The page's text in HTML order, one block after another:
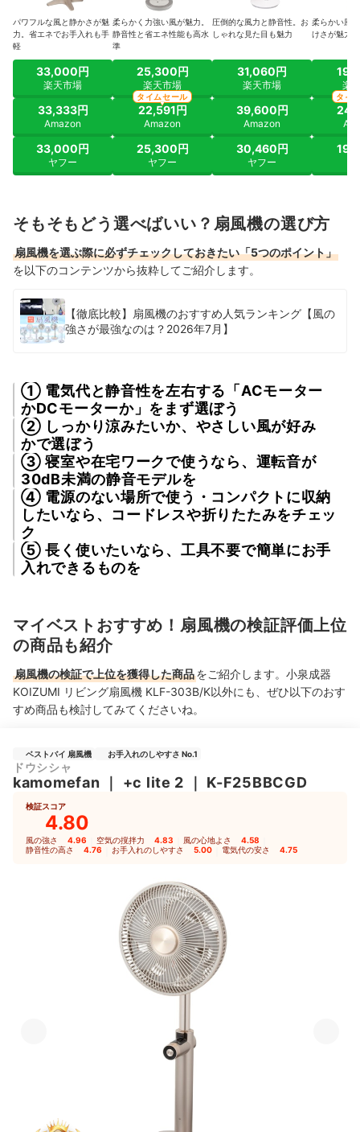
パワフルな風と静かさが魅
力。省エネでお手入れも手
軽
33,000円
楽天市場
33,333円
Amazon
33,000円
ヤフー
柔らかく力強い風が魅力。
静音性と省エネ性能も高水
準
25,300円
楽天市場
22,591円
Amazon
タイムセール
25,300円
ヤフー
圧倒的な風力と静音性。お
しゃれな見た目も魅力
31,060円
楽天市場
39,600円
Amazon
30,460円
ヤフー
柔らかい風
けさが魅力
楽
タイ
そもそもどう選べばいい？扇風機の選び方
扇風機を選ぶ際に必ずチェックしておきたい「5つのポイント」
を以下のコンテンツから抜粋してご紹介します。
【徹底比較】扇風機のおすすめ人気ランキング【風の
強さが最強なのは？2026年7月】
① 電気代と静音性を左右する「ACモーター
かDCモーターか」をまず選ぼう
② しっかり涼みたいか、やさしい風が好み
かで選ぼう
③ 寝室や在宅ワークで使うなら、運転音が
30dB未満の静音モデルを
④ 電源のない場所で使う・コンパクトに収納
したいなら、コードレスや折りたたみをチェッ
ク
⑤ 長く使いたいなら、工具不要で簡単にお手
入れできるものを
マイベストおすすめ！扇風機の検証評価上位
の商品も紹介
扇風機の検証で上位を獲得した商品をご紹介します。小泉成器
KOIZUMI リビング扇風機 KLF-303B/K以外にも、ぜひ以下のおす
すめ商品も検討してみてくださいね。
ベストバイ 扇風機 お手入れのしやすさ No.1
ドウシシャ
kamomefan +c lite 2 K-F25BBCGD
検証スコア
4.80
風の強さ 4.96 空気の撹拌力 4.83 風の心地よさ 4.58
静音性の高さ 4.76 お手入れのしやすさ 5.00 電気代の安さ 4.75